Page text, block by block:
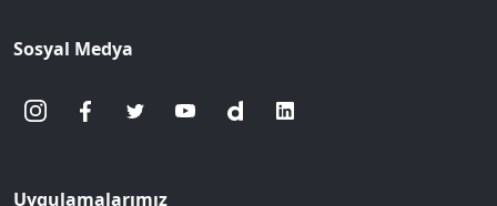
Sosyal Medya
Uygulamalarımız